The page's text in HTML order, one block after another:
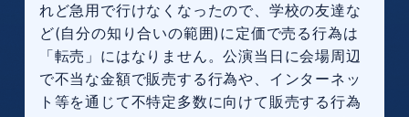
れど急用で行けなくなったので、学校の友達な
ど(自分の知り合いの範囲)に定価で売る行為は
「転売」にはなりません。公演当日に会場周辺
で不当な金額で販売する行為や、インターネッ
ト等を通じて不特定多数に向けて販売する行為